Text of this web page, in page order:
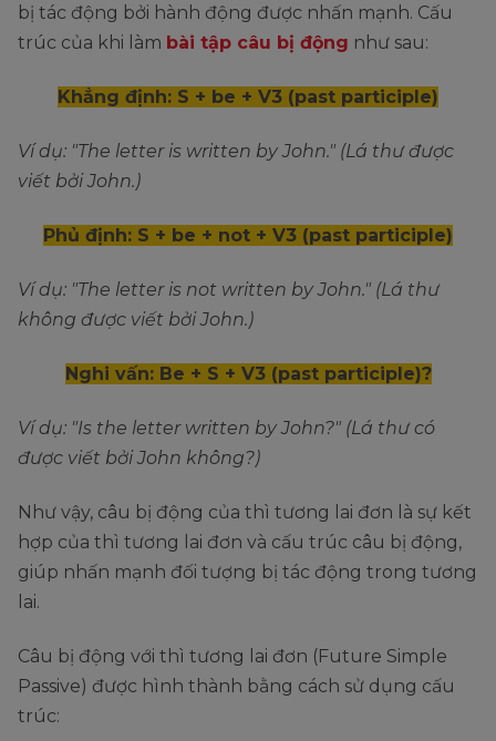
bị tác động bởi hành động được nhấn mạnh. Cấu
trúc của khi làm bài tập câu bị động như sau:
Khẳng định: S + be + V3 (past participle)
Ví dụ: "The letter is written by John." (Lá thư được
viết bởi John.)
Phủ định: S + be + not + V3 (past participle)
Ví dụ: "The letter is not written by John." (Lá thư
không được viết bởi John.)
Nghi vấn: Be + S + V3 (past participle)?
Ví dụ: "Is the letter written by John?" (Lá thư có
được viết bởi John không?)
Như vậy, câu bị động của thì tương lai đơn là sự kết
hợp của thì tương lai đơn và cấu trúc câu bị động,
giúp nhấn mạnh đối tượng bị tác động trong tương
lai.
Câu bị động với thì tương lai đơn (Future Simple
Passive) được hình thành bằng cách sử dụng cấu
trúc: